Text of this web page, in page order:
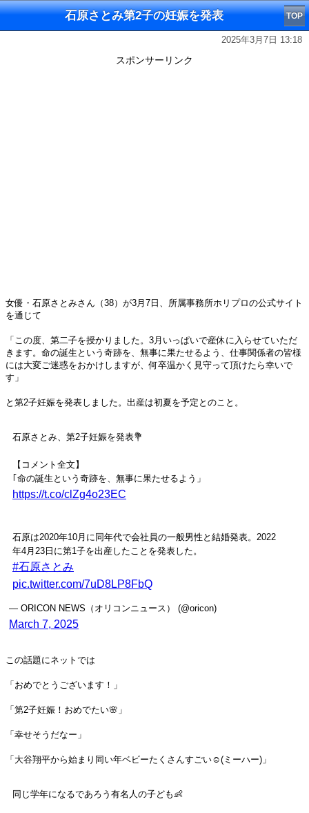
石原さとみ第2子の妊娠を発表 TOP
2025年3月7日 13:18
スポンサーリンク
女優・石原さとみさん（38）が3月7日、所属事務所ホリプロの公式サイト
を通じて
「この度、第二子を授かりました。3月いっぱいで産休に入らせていただ
きます。命の誕生という奇跡を、無事に果たせるよう、仕事関係者の皆様
には大変ご迷惑をおかけしますが、何卒温かく見守って頂けたら幸いで
す」
と第2子妊娠を発表しました。出産は初夏を予定とのこと。
石原さとみ、第2子妊娠を発表💐
【コメント全文】
｢命の誕生という奇跡を、無事に果たせるよう」
https://t.co/clZg4o23EC
石原は2020年10月に同年代で会社員の一般男性と結婚発表。2022
年4月23日に第1子を出産したことを発表した。
#石原さとみ
pic.twitter.com/7uD8LP8FbQ
— ORICON NEWS（オリコンニュース） (@oricon)
March 7, 2025
この話題にネットでは
「おめでとうございます！」
「第2子妊娠！おめでたい🌸」
「幸せそうだなー」
「大谷翔平から始まり同い年ベビーたくさんすごい☺️(ミーハー)」
同じ学年になるであろう有名人の子ども👶